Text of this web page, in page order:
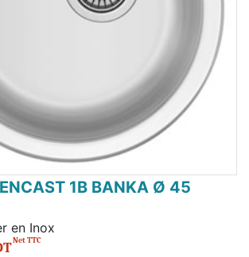
1B BANKA Ø 45
en Inox
Net TTC